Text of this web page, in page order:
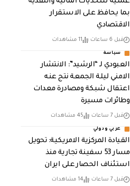
بما يحافظ على الاستقرار
الاقتصادي
قبل 6 ساعات 11 مشاهدات
سياسة
العبودي لـ “الرشيد”: الانتشار
الامني ليلة الجمعة نتج عنه
اعتقال شبكة ومصادرة معدات
وطائرات مسيرة
قبل 7 ساعات 45 مشاهدات
عربي ودولي
القيادة المركزية الامريكية: تحويل
مسار 53 سفينة تجارية منذ
استئناف الحصار على ايران
قبل 7 ساعات 14 مشاهدات